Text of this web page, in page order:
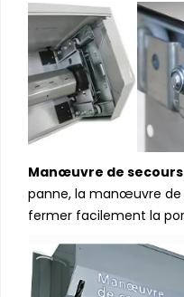
Manœuvre de
panne, la manœuvre
fermer facilement la